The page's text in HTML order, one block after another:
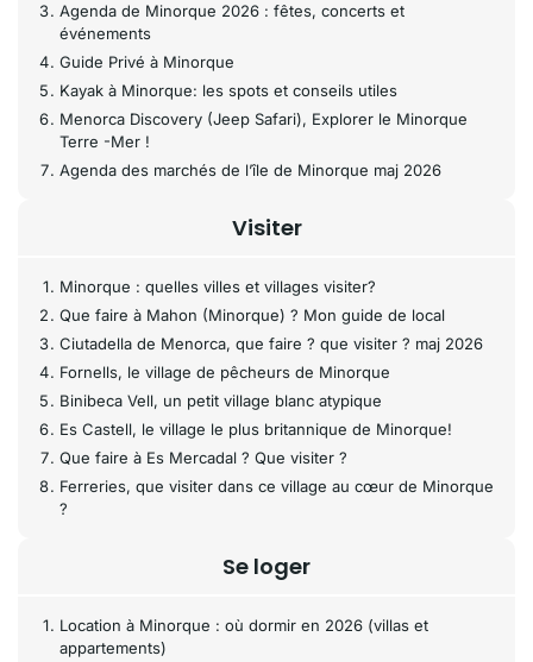
Agenda de Minorque 2026 : fêtes, concerts et
événements
Guide Privé à Minorque
Kayak à Minorque: les spots et conseils utiles
Menorca Discovery (Jeep Safari), Explorer le Minorque
Terre -Mer !
Agenda des marchés de l’île de Minorque maj 2026
Visiter
Minorque : quelles villes et villages visiter?
Que faire à Mahon (Minorque) ? Mon guide de local
Ciutadella de Menorca, que faire ? que visiter ? maj 2026
Fornells, le village de pêcheurs de Minorque
Binibeca Vell, un petit village blanc atypique
Es Castell, le village le plus britannique de Minorque!
Que faire à Es Mercadal ? Que visiter ?
Ferreries, que visiter dans ce village au cœur de Minorque
?
Se loger
Location à Minorque : où dormir en 2026 (villas et
appartements)